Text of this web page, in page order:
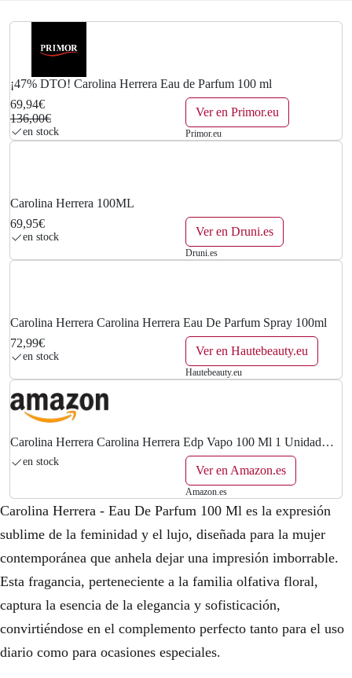
r
a
¡47% DTO! Carolina Herrera Eau de Parfum 100 ml
69,94€
136,00€
en stock
Ver en Primor.eu
Primor.eu
Carolina Herrera 100ML
69,95€
en stock Ver en Druni.es
Druni.es
Carolina Herrera Carolina Herrera Eau De Parfum Spray 100ml
72,99€
en stock Ver en Hautebeauty.eu
Hautebeauty.eu
Carolina Herrera Carolina Herrera Edp Vapo 100 Ml 1 Unidad
100 ml
en stock
Ver en Amazon.es
Amazon.es
Carolina Herrera - Eau De Parfum 100 Ml es la expresión
sublime de la feminidad y el lujo, diseñada para la mujer
contemporánea que anhela dejar una impresión imborrable.
Esta fragancia, perteneciente a la familia olfativa floral,
captura la esencia de la elegancia y sofisticación,
convirtiéndose en el complemento perfecto tanto para el uso
diario como para ocasiones especiales.